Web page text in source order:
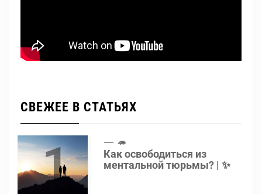
СВЕЖЕЕ В СТАТЬЯХ
1 🦔
Как освободиться из
ментальной тюрьмы? | ✨